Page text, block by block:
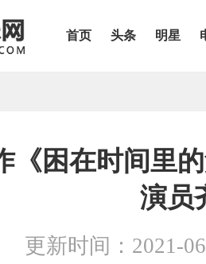
首页 头条 明星
《困在时间里
演员
更新时间：2021-